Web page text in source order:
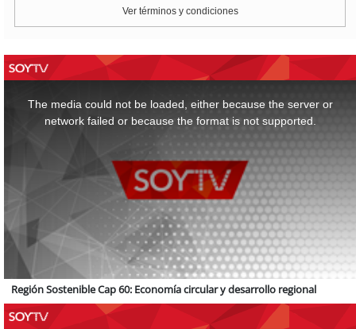
Ver términos y condiciones
The media could not be loaded, either because the server or
network failed or because the format is not supported.
Región Sostenible Cap 60: Economía circular y desarrollo regional